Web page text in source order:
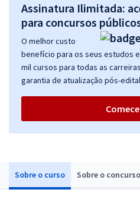
Sobre o curso Sobre o concurso
Assinatura Ilimitada:
para concursos
O melhor custo
benefício para os seus estudos
mil cursos para todas as
garantia de atualização pós-